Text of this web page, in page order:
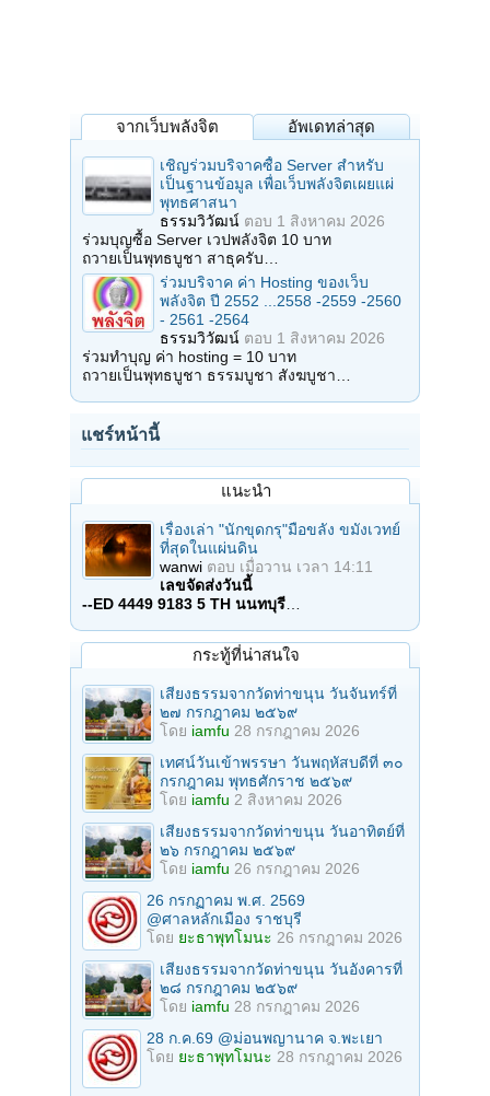
จากเว็บพลังจิต อัพเดทล่าสุด
เชิญร่วมบริจาคซื้อ Server สำหรับ
เป็นฐานข้อมูล เพื่อเว็บพลังจิตเผยแผ่
พุทธศาสนา
ธรรมวิวัฒน์ ตอบ 1 สิงหาคม 2026
ร่วมบุญซื้อ Server เวปพลังจิต 10 บาท
ถวายเป็นพุทธบูชา สาธุครับ…
ร่วมบริจาค ค่า Hosting ของเว็บ
พลังจิต ปี 2552 ...2558 -2559 -2560
- 2561 -2564
ธรรมวิวัฒน์ ตอบ 1 สิงหาคม 2026
ร่วมทำบุญ ค่า hosting = 10 บาท
ถวายเป็นพุทธบูชา ธรรมบูชา สังฆบูชา…
แชร์หน้านี้
แนะนำ
เรื่องเล่า "นักขุดกรุ"มือขลัง ขมังเวทย์
ที่สุดในแผ่นดิน
wanwi ตอบ เมื่อวาน เวลา 14:11
เลขจัดส่งวันนี้
--ED 4449 9183 5 TH นนทบุรี
กระทู้ที่น่าสนใจ
เสียงธรรมจากวัดท่าขนุน วันจันทร์ที่
๒๗ กรกฎาคม ๒๕๖๙
โดย iamfu 28 กรกฎาคม 2026
เทศน์วันเข้าพรรษา วันพฤหัสบดีที่ ๓๐
กรกฎาคม พุทธศักราช ๒๕๖๙
โดย iamfu 2 สิงหาคม 2026
เสียงธรรมจากวัดท่าขนุน วันอาทิตย์ที่
๒๖ กรกฎาคม ๒๕๖๙
โดย iamfu 26 กรกฎาคม 2026
26 กรกฏาคม พ.ศ. 2569
@ศาลหลักเมือง ราชบุรี
โดย ยะธาพุทโมนะ 26 กรกฎาคม 2026
เสียงธรรมจากวัดท่าขนุน วันอังคารที่
๒๘ กรกฎาคม ๒๕๖๙
โดย iamfu 28 กรกฎาคม 2026
28 ก.ค.69 @ม่อนพญานาค จ.พะเยา
โดย ยะธาพุทโมนะ 28 กรกฎาคม 2026